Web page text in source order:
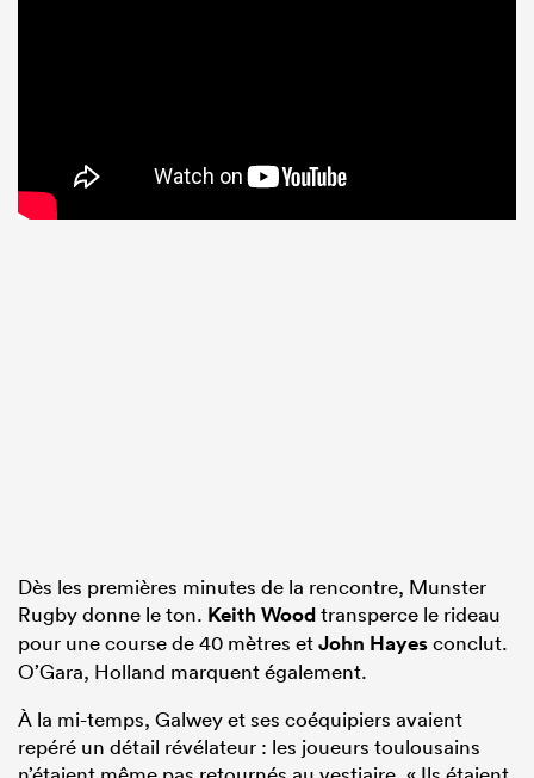
Dès les premières minutes de la rencontre, Munster
Rugby donne le ton. Keith Woodtransperce le rideau
pour une course de 40 mètres etJohn Hayesconclut.
O’Gara, Holland marquent également.
À la mi-temps, Galwey et ses coéquipiers avaient
repéré un détail révélateur : les joueurs toulousains